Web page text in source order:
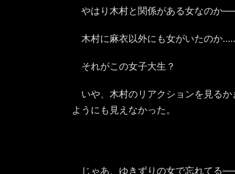
やはり木村と関係がある女なのか
木村に麻衣以外にも女がいたのか
それがこの女子大生？
いや、木村のリアクションを見るか
ようにも見えなかった。
じゃあ、ゆきずりの女で忘れてる